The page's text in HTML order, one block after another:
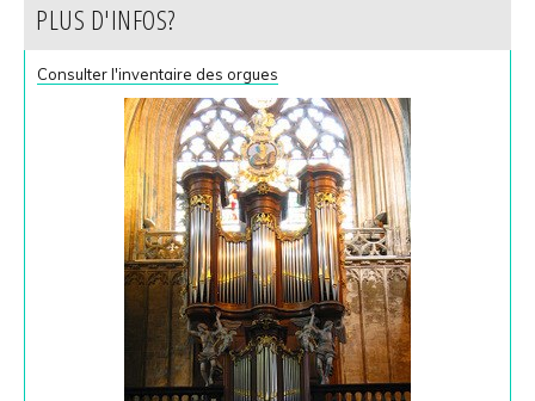
PLUS D'INFOS?
Consulter l'inventaire des orgues